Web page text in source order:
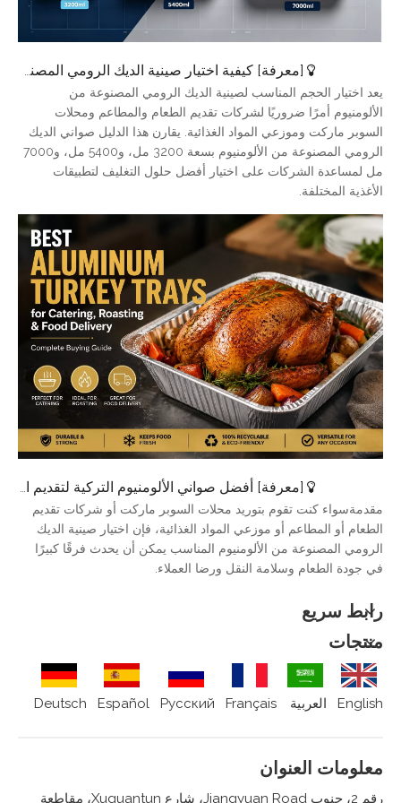
[معرفة] كيفية اختيار صينية الديك الرومي المصنوعة من الألومنيوم المناسبة: دليل الحجم الكامل
يعد اختيار الحجم المناسب لصينية الديك الرومي المصنوعة من
الألومنيوم أمرًا ضروريًا لشركات تقديم الطعام والمطاعم ومحلات
السوبر ماركت وموزعي المواد الغذائية. يقارن هذا الدليل صواني الديك
الرومي المصنوعة من الألومنيوم بسعة 3200 مل، و5400 مل، و7000
مل لمساعدة الشركات على اختيار أفضل حلول التغليف لتطبيقات
الأغذية المختلفة.
[معرفة] أفضل صواني الألومنيوم التركية لتقديم الطعام والتحميص وتوصيل الطعام
مقدمةسواء كنت تقوم بتوريد محلات السوبر ماركت أو شركات تقديم
الطعام أو المطاعم أو موزعي المواد الغذائية، فإن اختيار صينية الديك
الرومي المصنوعة من الألومنيوم المناسب يمكن أن يحدث فرقًا كبيرًا
في جودة الطعام وسلامة النقل ورضا العملاء.
رابط سريع
منتجات
English العربية Français
Pусский
Español
Deutsch
معلومات العنوان
رقم 2، جنوب Jiangyuan Road، شارع Xuguantun، مقاطعة